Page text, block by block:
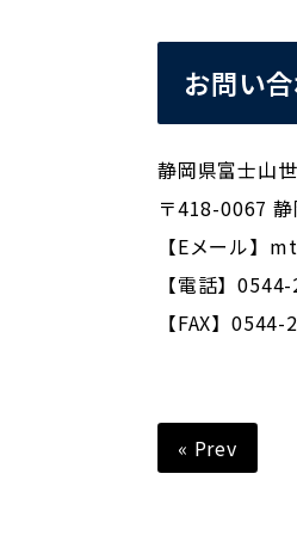
お問い
静岡県富士山
〒418-0067
【Eメール】
【電話】
【FAX】
« Prev